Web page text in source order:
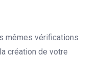
mêmes vérifications
création de votre